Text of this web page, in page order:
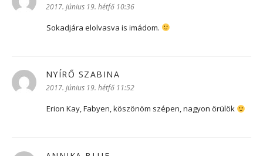
2017. június 19. hétfő 10:36
Sokadjára elolvasva is imádom.
NYÍRŐ SZABINA
2017. június 19. hétfő 11:52
Erion Kay, Fabyen, köszönöm szépen, nagyon örülök